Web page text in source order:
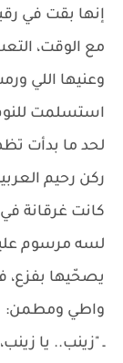
إنها بقت في
مع الوقت،
وعنيها اللي
استسلمت
لحد ما بدأت
ركن رحيم
كانت غرقانة في
لسه مرسوم
يصحّيها بفزع،
واطي ومطمن:
ـ "زينب.. يا